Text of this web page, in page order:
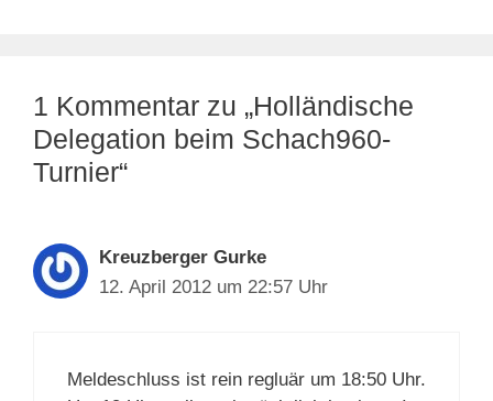
1 Kommentar zu „Holländische
Delegation beim Schach960-
Turnier“
Kreuzberger Gurke
12. April 2012 um 22:57 Uhr
Meldeschluss ist rein regluär um 18:50 Uhr.